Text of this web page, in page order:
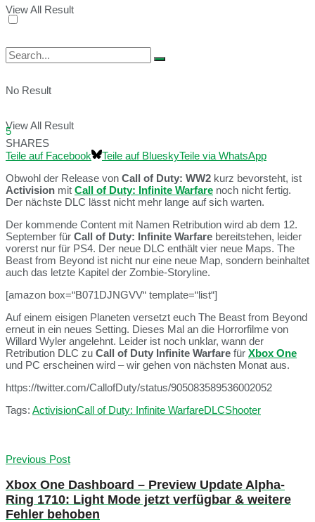
View All Result
No Result
View All Result
5
SHARES
Teile auf Facebook
Teile auf BlueskyTeile via WhatsApp
Obwohl der Release von Call of Duty: WW2 kurz bevorsteht, ist
Activision mit Call of Duty: Infinite Warfare noch nicht fertig.
Der nächste DLC lässt nicht mehr lange auf sich warten.
Der kommende Content mit Namen Retribution wird ab dem 12.
September für Call of Duty: Infinite Warfare bereitstehen, leider
vorerst nur für PS4. Der neue DLC enthält vier neue Maps. The
Beast from Beyond ist nicht nur eine neue Map, sondern beinhaltet
auch das letzte Kapitel der Zombie-Storyline.
[amazon box=“B071DJNGVV“ template=“list“]
Auf einem eisigen Planeten versetzt euch The Beast from Beyond
erneut in ein neues Setting. Dieses Mal an die Horrorfilme von
Willard Wyler angelehnt. Leider ist noch unklar, wann der
Retribution DLC zu Call of Duty Infinite Warfare für Xbox One
und PC erscheinen wird – wir gehen von nächsten Monat aus.
https://twitter.com/CallofDuty/status/905083589536002052
Tags: ActivisionCall of Duty: Infinite WarfareDLCShooter
Previous Post
Xbox One Dashboard – Preview Update Alpha-
Ring 1710: Light Mode jetzt verfügbar & weitere
Fehler behoben